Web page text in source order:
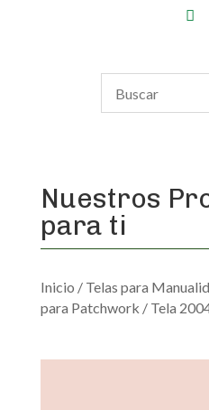
Nuestros
para ti
Inicio / Telas para
para Patchwork / Tela